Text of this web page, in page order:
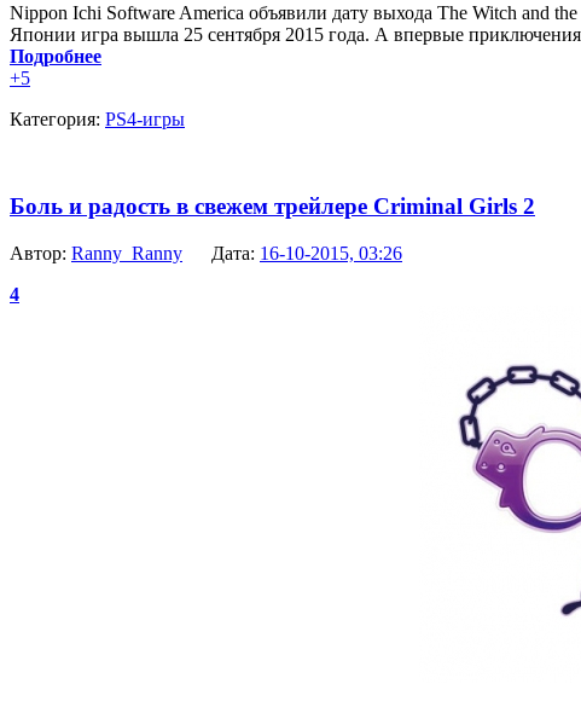
Nippon Ichi Software America объявили дату выхода The Witch and
Японии игра вышла 25 сентября 2015 года. А впервые
Подробнее
+5
Категория: PS4-игры
Боль и радость в свежем трейлере Criminal Girls 2
Автор: Ranny_Ranny Дата: 16-10-2015, 03:26
4